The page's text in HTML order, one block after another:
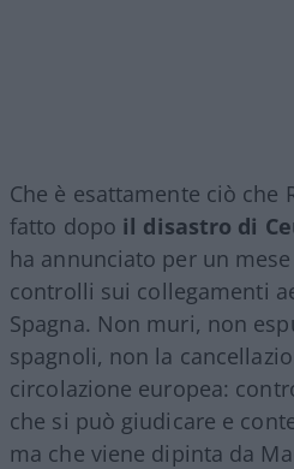
Che è esattamente ciò che
fatto dopo il disastro di
ha annunciato per un
controlli sui collegamenti
Spagna. Non muri, non
spagnoli, non la
circolazione europea:
che si può giudicare e
ma che viene dipinta da